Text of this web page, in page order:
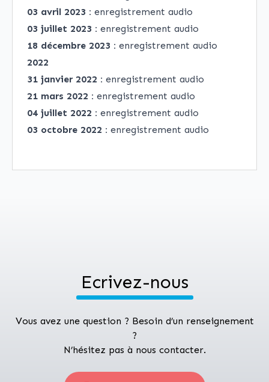
03 avril 2023 : enregistrement audio
03 juillet 2023 : enregistrement audio
18 décembre 2023 : enregistrement audio
2022
31 janvier 2022 : enregistrement audio
21 mars 2022 : enregistrement audio
04 juillet 2022 : enregistrement audio
03 octobre 2022 : enregistrement audio
Ecrivez-nous
Vous avez une question ? Besoin d’un renseignement
?
N’hésitez pas à nous contacter.